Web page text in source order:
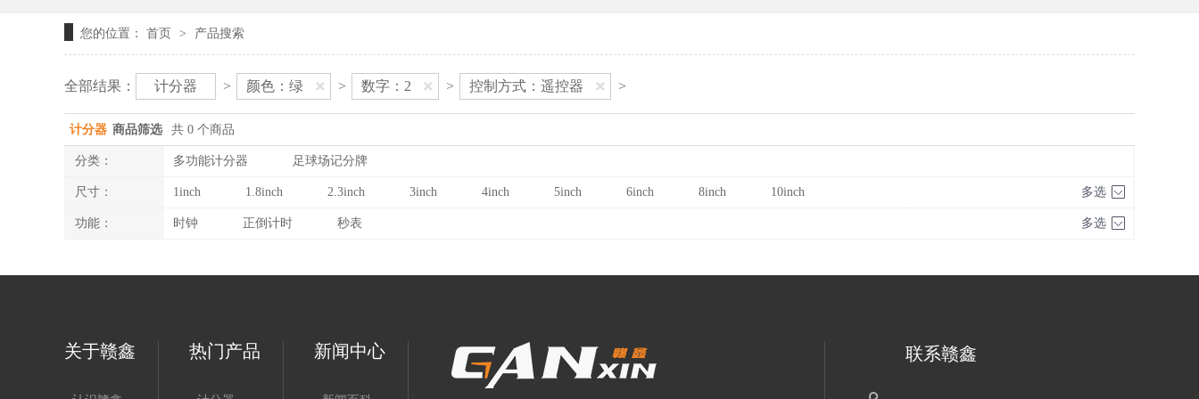
您的位置： 首页 > 产品搜索
全部结果： 计分器 > 颜色：绿 > 数字：2 > 控制方式：遥控器 >
计分器 商品筛选 共 0 个商品
分类： 多功能计分器 足球场记分牌
尺寸： 1inch 1.8inch 2.3inch 3inch 4inch 5inch 6inch 8inch 10inch 多选
功能： 时钟 正倒计时 秒表 多选
关于赣鑫 热门产品 新闻中心 联系赣鑫